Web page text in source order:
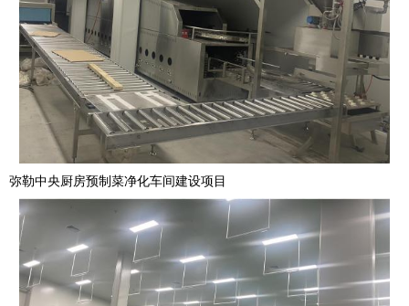
弥勒中央厨房预制菜净化车间建设项目